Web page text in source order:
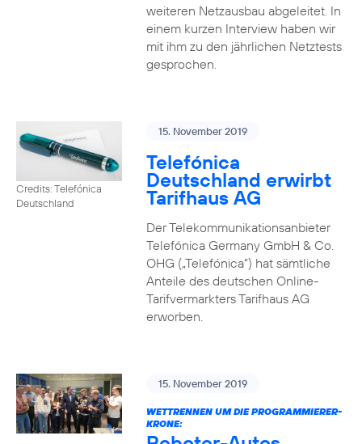
weiteren Netzausbau abgeleitet. In
einem kurzen Interview haben wir
mit ihm zu den jährlichen Netztests
gesprochen.
Credits: Telefónica
Deutschland
15. November 2019
Telefónica
Deutschland erwirbt
Tarifhaus AG
Der Telekommunikationsanbieter
Telefónica Germany GmbH & Co.
OHG („Telefónica“) hat sämtliche
Anteile des deutschen Online-
Tarifvermarkters Tarifhaus AG
erworben.
15. November 2019
WETTRENNEN UM DIE PROGRAMMIERER-
KRONE: